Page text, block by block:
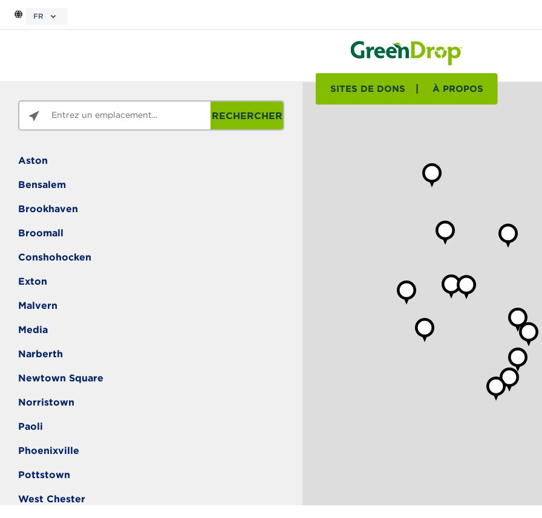
FR
SITES DE DONS À PROPOS
RECHERCHER
Aston
Bensalem
Brookhaven
Broomall
Conshohocken
Exton
Malvern
Media
Narberth
Newtown Square
Norristown
Paoli
Phoenixville
Pottstown
West Chester